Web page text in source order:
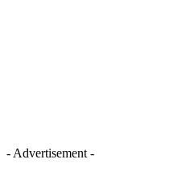
- Advertisement -